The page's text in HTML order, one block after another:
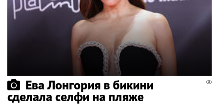
Ева Лонгория в бикини
сделала селфи на пляже